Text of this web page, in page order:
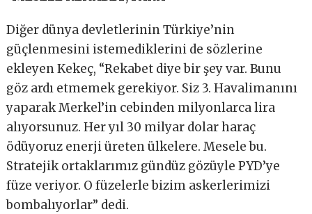
Diğer dünya devletlerinin Türkiye’nin
güçlenmesini istemediklerini de sözlerine
ekleyen Kekeç, “Rekabet diye bir şey var. Bunu
göz ardı etmemek gerekiyor. Siz 3. Havalimanını
yaparak Merkel’in cebinden milyonlarca lira
alıyorsunuz. Her yıl 30 milyar dolar haraç
ödüyoruz enerji üreten ülkelere. Mesele bu.
Stratejik ortaklarımız gündüz gözüyle PYD’ye
füze veriyor. O füzelerle bizim askerlerimizi
bombalıyorlar” dedi.